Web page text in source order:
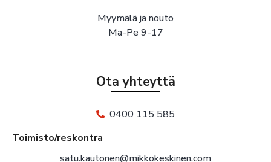
Myymälä ja nouto
Ma-Pe 9-17
Ota yhteyttä
0400 115 585
Toimisto/reskontra
satu.kautonen@mikkokeskinen.com